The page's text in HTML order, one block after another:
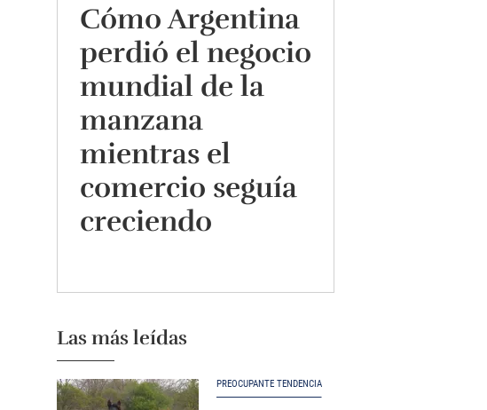
Cómo Argentina
perdió el negocio
mundial de la
manzana
mientras el
comercio seguía
creciendo
Las más leídas
PREOCUPANTE TENDENCIA